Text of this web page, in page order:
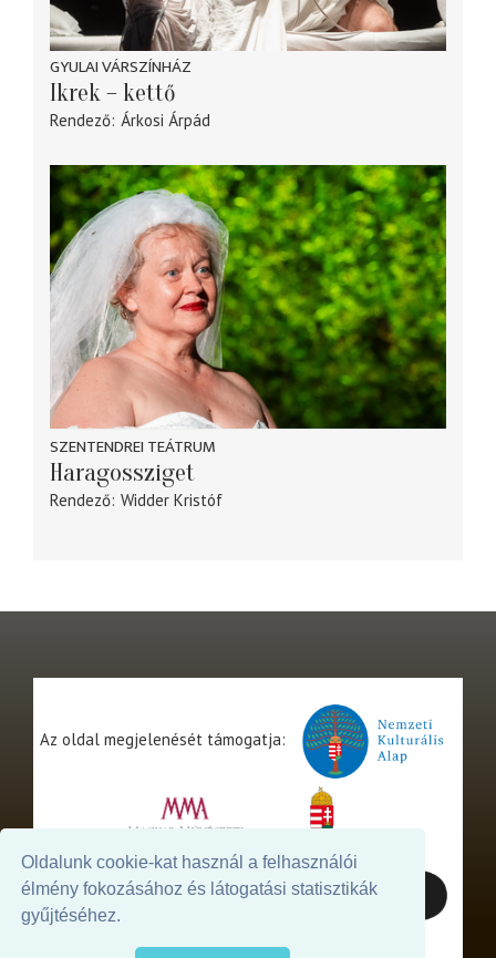
Oldalunk cookie-kat használ a felhasználói
élmény fokozásához és látogatási statisztikák
gyűjtéséhez.
GYULAI VÁRSZÍNHÁZ
Ikrek – kettő
Rendező Árkosi Árpád
SZENTENDREI TEÁTRUM
Haragossziget
Rendező Widder Kristóf
Az oldal megjelenését támogatja: